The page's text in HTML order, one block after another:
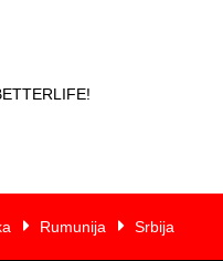
Rumunija Srbija